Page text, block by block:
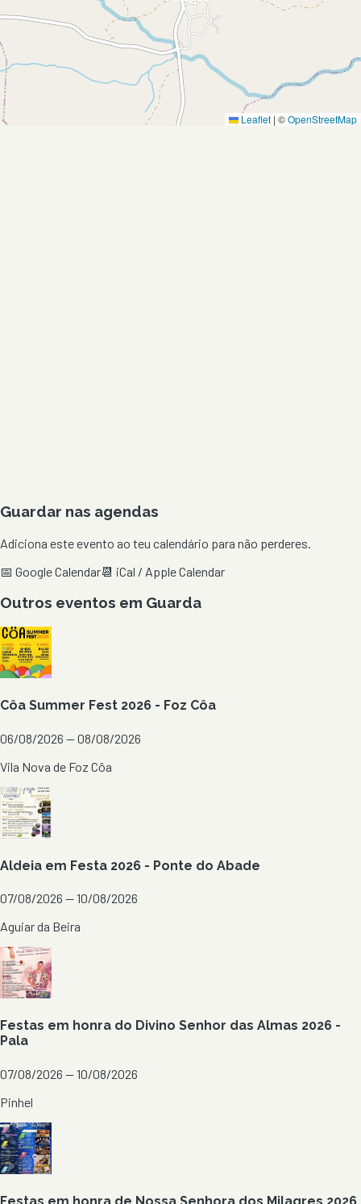
Leaflet | ©OpenStreetMap
Guardar nas agendas
Adiciona este evento ao teu calendário para não perderes.
📅 Google Calendar📆 iCal / Apple Calendar
Outros eventos em Guarda
Côa Summer Fest 2026 - Foz Côa
06/08/2026 — 08/08/2026
Vila Nova de Foz Côa
Aldeia em Festa 2026 - Ponte do Abade
07/08/2026 — 10/08/2026
Aguiar da Beira
Festas em honra do Divino Senhor das Almas 2026 -
Pala
07/08/2026 — 10/08/2026
Pinhel